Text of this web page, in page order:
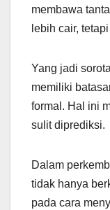
membawa
lebih cair,
Yang jadi
memiliki
formal. Hal ini
sulit diprediksi.
Dalam
tidak hanya
pada cara